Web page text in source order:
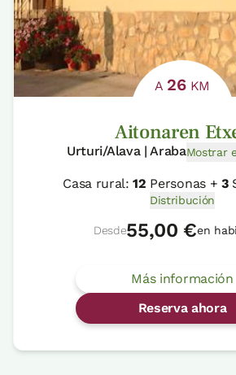
A 26KM
Aitonaren
Urturi/Alava | ArabaMostrar
Casa rural:12 Personas + 3
Distribución
Desde55,00 €en
Más información
Reserva ahora